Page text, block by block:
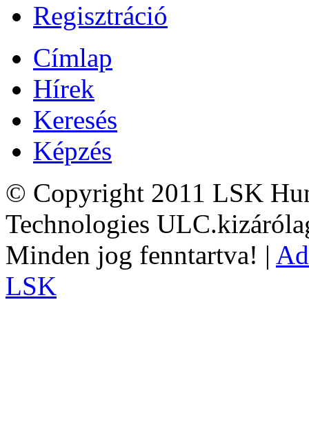
Regisztráció
Címlap
Hírek
Keresés
Képzés
© Copyright 2011 LSK
Technologies
Minden jog fenntartva! |
LSK